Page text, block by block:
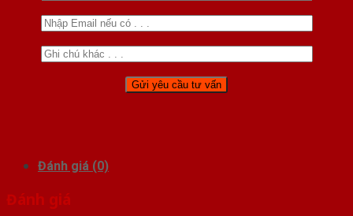
Đánh giá (0)
Đánh giá